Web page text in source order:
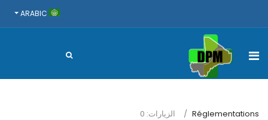
Réglementations الزيارات: 0